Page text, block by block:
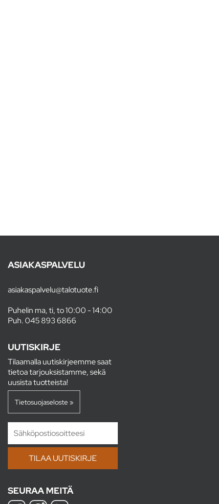
ASIAKASPALVELU
asiakaspalvelu@talotuote.fi
Puhelin ma, ti, to 10:00 - 14:00
Puh.045 893 6866
UUTISKIRJE
Tilaamalla uutiskirjeemme saat
tietoa tarjouksistamme, sekä
uusista tuotteista!
Tietosuojaseloste »
SEURAA MEITÄ